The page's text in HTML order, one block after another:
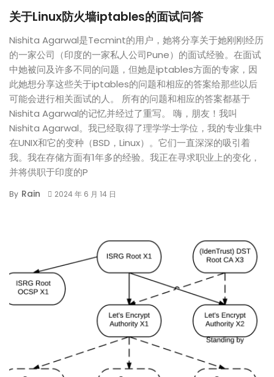
关于Linux防火墙iptables的面试问答
Nishita Agarwal是Tecmint的用户，她将分享关于她刚刚经历
的一家公司（印度的一家私人公司Pune）的面试经验。在面试
中她被问及许多不同的问题，但她是iptables方面的专家，因
此她想分享这些关于iptables的问题和相应的答案给那些以后
可能会进行相关面试的人。 所有的问题和相应的答案都基于
Nishita Agarwal的记忆并经过了重写。 嗨，朋友！我叫
Nishita Agarwal。我已经取得了理学学士学位，我的专业集中
在UNIX和它的变种（BSD，Linux）。它们一直深深的吸引着
我。我在存储方面有1年多的经验。我正在寻求职业上的变化，
并将供职于印度的P
By Rain 2024 年 6 月 14 日